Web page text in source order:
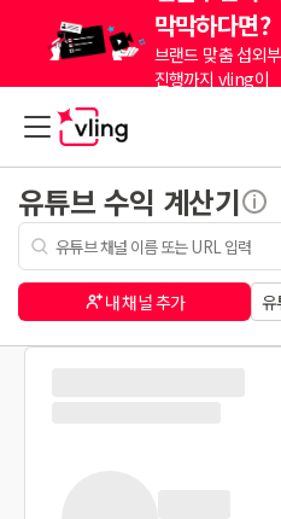
막막하다면?
브랜드 맞춤 섭외
진행까지 vling이
유튜브 수익 계산기
내 채널 추가 유